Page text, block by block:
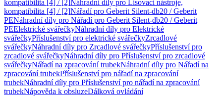
kompatibilita [4] / [2]Náhradní díly pro Lisovací nástroje,
kompatibilita [4] / [2]Nářadí pro Geberit Silent-db20 / Geberit
PENáhradní díly pro Nářadí pro Geberit Silent-db20 / Geberit
PEElektrické svářečkyNáhradní díly pro Elektrické
svářečkyPříslušenství pro elektrické svářečkyZrcadlové
svářečkyNáhradní díly pro Zrcadlové svářečkyPříslušenství pro
zrcadlové svářečkyNáhradní díly pro Příslušenství pro zrcadlové
svářečkyNářadí na zpracování trubekNáhradní díly pro Nářadí na
zpracování trubekPříslušenství pro nářadí na zpracování
trubekNáhradní díly pro Příslušenství pro nářadí na zpracování
trubekNápověda k obsluzeDálková ovládání